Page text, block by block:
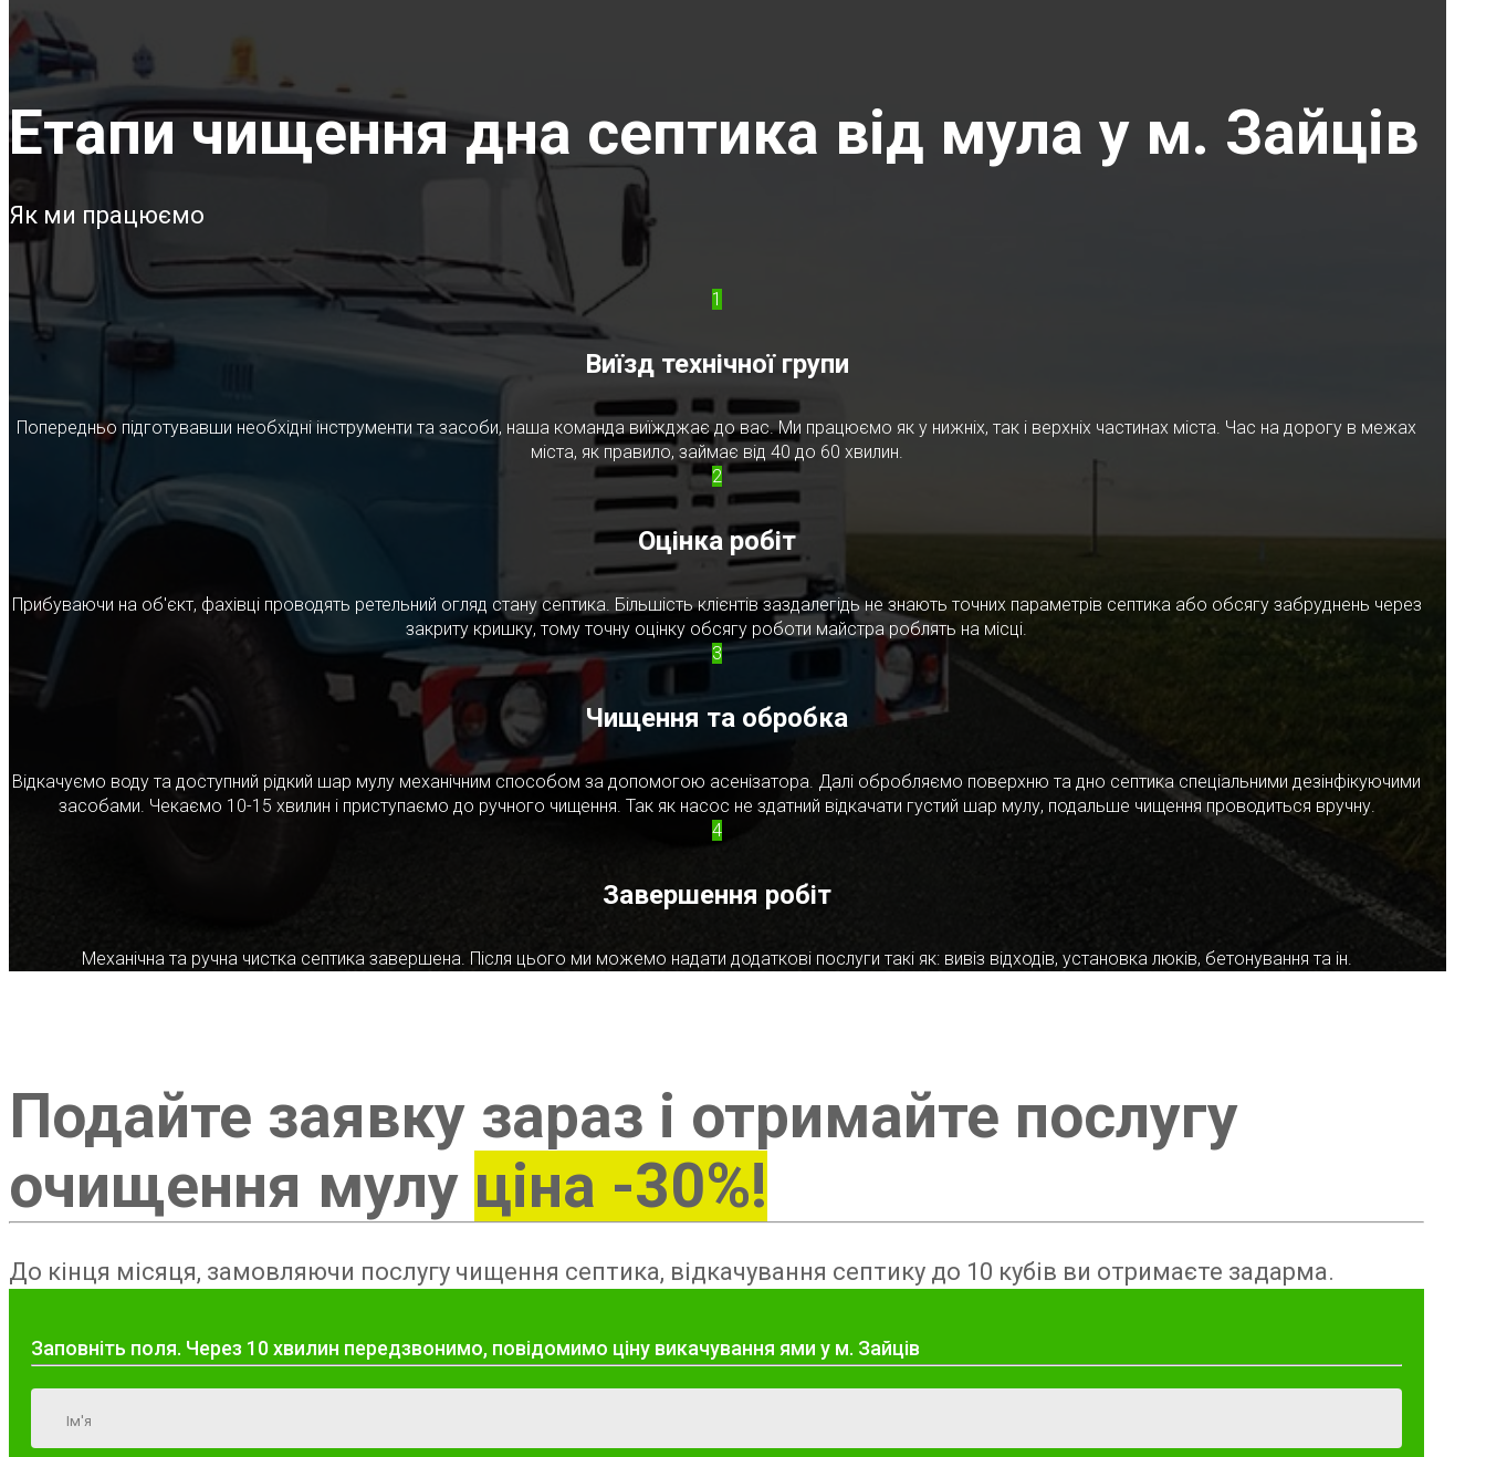
Етапи чищення дна септика від мула у м. Зайців
Як ми працюємо
1
Виїзд технічної групи
Попередньо підготувавши необхідні інструменти та засоби, наша команда виїжджає до вас. Ми працюємо як у нижніх, так і верхніх частинах міста. Час на дорогу в межах
міста, як правило, займає від 40 до 60 хвилин.
2
Оцінка робіт
Прибуваючи на об'єкт, фахівці проводять ретельний огляд стану септика. Більшість клієнтів заздалегідь не знають точних параметрів септика або обсягу забруднень через
закриту кришку, тому точну оцінку обсягу роботи майстра роблять на місці.
3
Чищення та обробка
Відкачуємо воду та доступний рідкий шар мулу механічним способом за допомогою асенізатора. Далі обробляємо поверхню та дно септика спеціальними дезінфікуючими
засобами. Чекаємо 10-15 хвилин і приступаємо до ручного чищення. Так як насос не здатний відкачати густий шар мулу, подальше чищення проводиться вручну.
4
Завершення робіт
Механічна та ручна чистка септика завершена. Після цього ми можемо надати додаткові послуги такі як: вивіз відходів, установка люків, бетонування та ін.
Подайте заявку зараз і отримайте послугу
очищення мулу ціна -30%!
До кінця місяця, замовляючи послугу чищення септика, відкачування септику до 10 кубів ви отримаєте задарма.
Заповніть поля. Через 10 хвилин передзвонимо, повідомимо ціну викачування ями у м. Зайців